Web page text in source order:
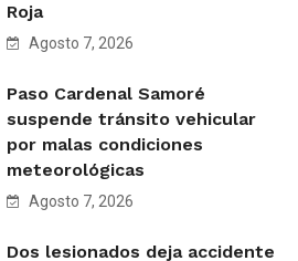
Roja
Agosto 7, 2026
Paso Cardenal Samoré
suspende tránsito vehicular
por malas condiciones
meteorológicas
Agosto 7, 2026
Dos lesionados deja accidente